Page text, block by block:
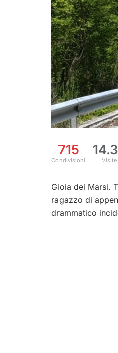
715
Condivisioni Visite
Gioia dei Marsi.
ragazzo di
drammatico